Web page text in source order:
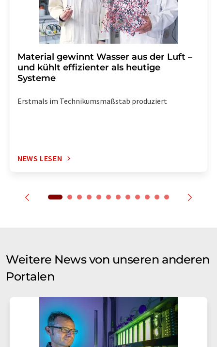
Material gewinnt Wasser aus der Luft –
und kühlt effizienter als heutige
Systeme
Erstmals im Technikumsmaßstab produziert
NEWS LESEN
Weitere News von unseren anderen
Portalen